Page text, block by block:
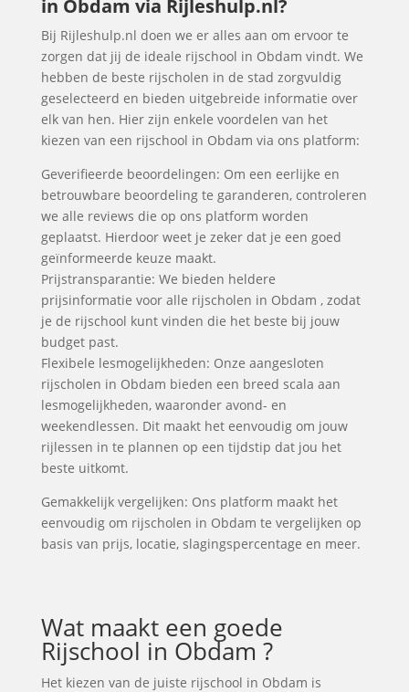
in Obdam via Rijleshulp.nl?
Bij Rijleshulp.nl doen we er alles aan om ervoor te
zorgen dat jij de ideale rijschool in Obdam vindt. We
hebben de beste rijscholen in de stad zorgvuldig
geselecteerd en bieden uitgebreide informatie over
elk van hen. Hier zijn enkele voordelen van het
kiezen van een rijschool in Obdam via ons platform:
Geverifieerde beoordelingen: Om een eerlijke en
betrouwbare beoordeling te garanderen, controleren
we alle reviews die op ons platform worden
geplaatst. Hierdoor weet je zeker dat je een goed
geïnformeerde keuze maakt.
Prijstransparantie: We bieden heldere
prijsinformatie voor alle rijscholen in Obdam , zodat
je de rijschool kunt vinden die het beste bij jouw
budget past.
Flexibele lesmogelijkheden: Onze aangesloten
rijscholen in Obdam bieden een breed scala aan
lesmogelijkheden, waaronder avond- en
weekendlessen. Dit maakt het eenvoudig om jouw
rijlessen in te plannen op een tijdstip dat jou het
beste uitkomt.
Gemakkelijk vergelijken: Ons platform maakt het
eenvoudig om rijscholen in Obdam te vergelijken op
basis van prijs, locatie, slagingspercentage en meer.
Wat maakt een goede
Rijschool in Obdam ?
Het kiezen van de juiste rijschool in Obdam is